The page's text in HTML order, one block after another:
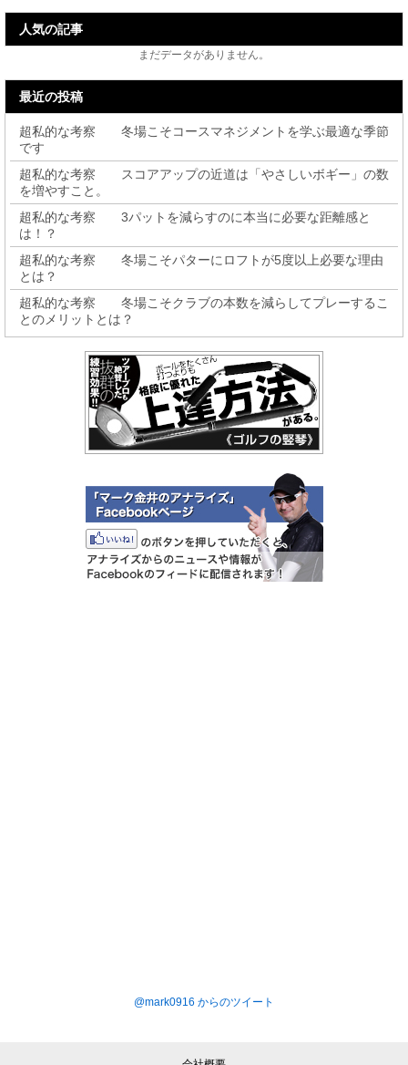
人気の記事
まだデータがありません。
最近の投稿
超私的な考察 冬場こそコースマネジメントを学ぶ最適な季節
です
超私的な考察 スコアアップの近道は「やさしいボギー」の数
を増やすこと。
超私的な考察 3パットを減らすのに本当に必要な距離感と
は！？
超私的な考察 冬場こそパターにロフトが5度以上必要な理由
とは？
超私的な考察 冬場こそクラブの本数を減らしてプレーするこ
とのメリットとは？
@mark0916 からのツイート